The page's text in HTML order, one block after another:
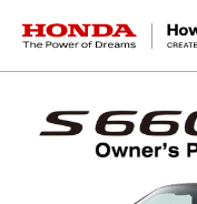
HONDA The